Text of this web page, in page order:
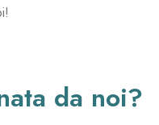
da noi?